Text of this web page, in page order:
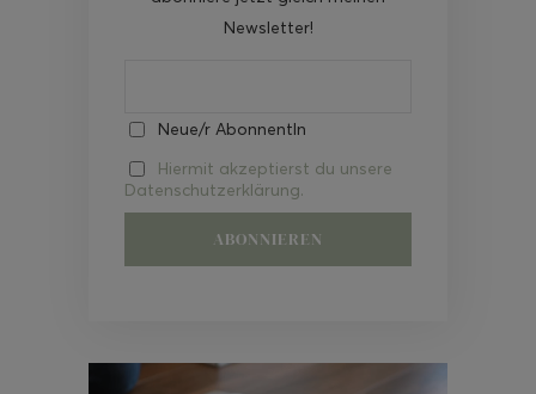
Newsletter!
Neue/r AbonnentIn
Hiermit akzeptierst du unsere
Datenschutzerklärung.
Video-